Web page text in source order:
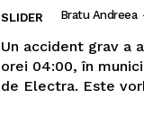
SLIDER Bratu Andreea
Un accident grav a
orei 04:00, în
de Electra. Este